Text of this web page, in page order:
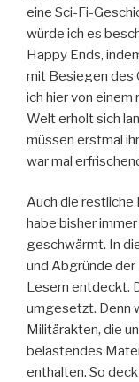
eine Sci-Fi-
würde ich es
Happy Ends,
mit Besiegen des
ich hier von einem
Welt erholt sich
müssen erstmal
war mal
Auch die restliche
habe bisher
geschwärmt. In
und Abgründe
Lesern entdeckt.
umgesetzt. Denn
Militärakten, die
belastendes
enthalten. So